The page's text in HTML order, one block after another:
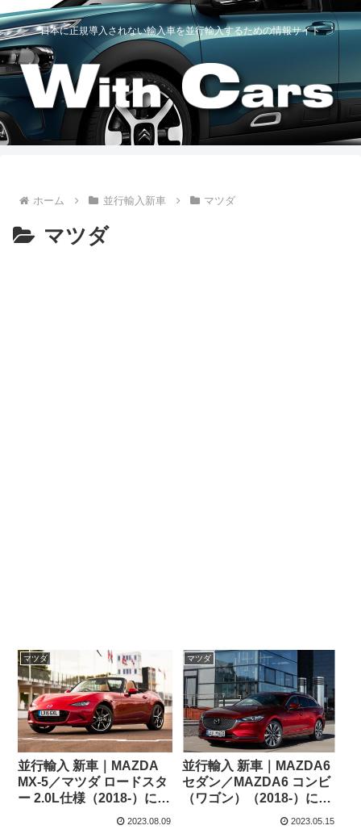
日本に正規導入されない輸入車を並行輸入するための情報サイト
ホーム 並行輸入新車 マツダ
マツダ
マツダ
並行輸入 新車｜MAZDA
MX-5／マツダ ロードスタ
ー 2.0L仕様（2018-）に乗
る。日本未発売ソフトト
2023.08.09
マツダ
並行輸入 新車｜MAZDA6
セダン／MAZDA6 コンビ
（ワゴン）（2018-）に乗
る。マツダのフラッグシ
2023.05.15